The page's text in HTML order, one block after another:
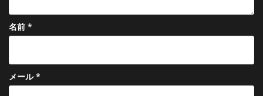
名前 *
メール*